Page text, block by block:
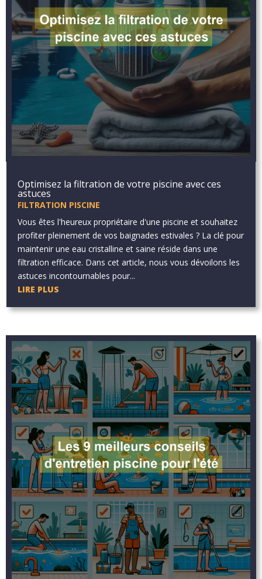
Optimisez la filtration de votre piscine avec ces
astuces
FILTRATION PISCINE
Vous êtes l'heureux propriétaire d'une piscine et souhaitez
profiter pleinement de vos baignades estivales ? La clé pour
maintenir une eau cristalline et saine réside dans une
filtration efficace. Dans cet article, nous vous dévoilons les
astuces incontournables pour...
LIRE PLUS